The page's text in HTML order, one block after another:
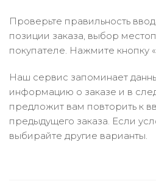
Проверьте правильность
позиции заказа, выбор
покупателе. Нажмите кнопку
Наш сервис запоминает
информацию о заказе и в
предложит вам повторить к
предыдущего заказа. Если
выбирайте другие варианты.